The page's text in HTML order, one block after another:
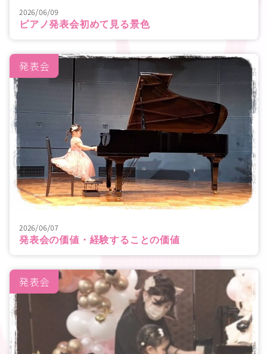
2026/06/09
ピアノ発表会初めて見る景色
2026/06/07
発表会の価値・経験することの価値
発表会
発表会